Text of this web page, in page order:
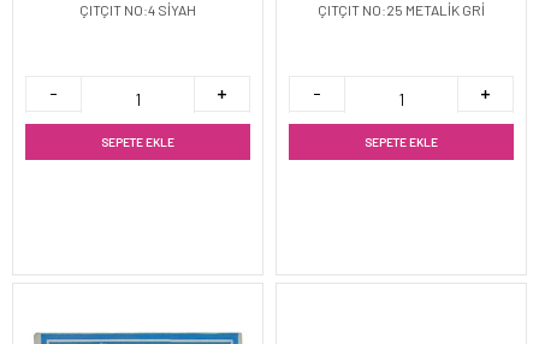
ÇITÇIT NO:4 SİYAH
SEPETE EKLE
ÇITÇIT NO:25 METALİK GRİ
SEPETE EKLE